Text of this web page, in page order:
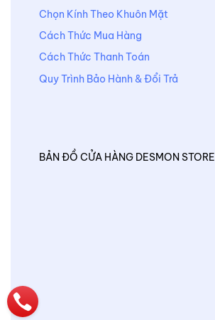
Chọn Kính Theo Khuôn Mặt
Cách Thức Mua Hàng
Cách Thức Thanh Toán
Quy Trình Bảo Hành & Đổi Trả
BẢN ĐỒ CỬA HÀNG DESMON STORE